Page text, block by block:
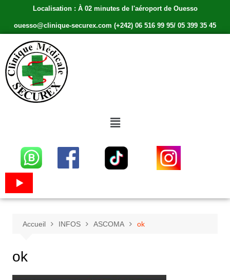
Localisation : À 02 minutes de l'aéroport de Ouesso
ouesso@clinique-securex.com (+242) 06 516 99 95/ 05 399 35 45
Accueil INFOS ASCOMA ok
ok